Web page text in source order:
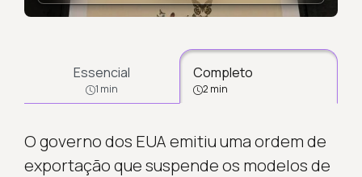
Essencial
1 min
Completo
2 min
O governo dos EUA emitiu uma ordem de
exportação que suspende os modelos de